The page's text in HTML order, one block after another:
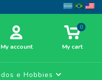
My account My cart
0
e Hobbies